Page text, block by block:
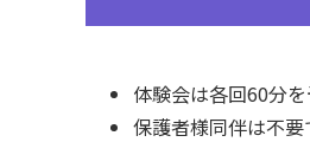
体験会は各回60分を
保護者様同伴は不要